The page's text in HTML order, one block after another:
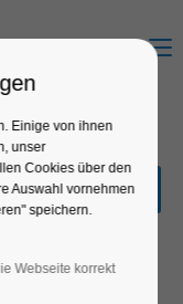
Menu
Einige von ihnen
unser
Cookies über den
Auswahl vornehmen
speichern.
Webseite korrekt